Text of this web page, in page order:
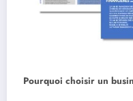
Pourquoi choisir un